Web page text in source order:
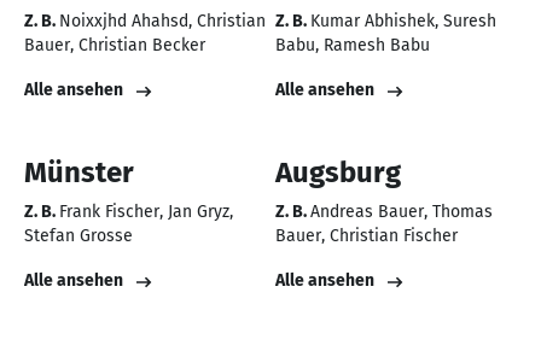
Z. B. Noixxjhd Ahahsd Christian
Bauer Christian Becker
Alle ansehen
Z. B. Kumar Abhishek Suresh
Babu Ramesh Babu
Alle ansehen
Münster
Z. B. Frank Fischer Jan Gryz
Stefan Grosse
Alle ansehen
Augsburg
Z. B.Andreas Bauer Thomas
Bauer Christian Fischer
Alle ansehen